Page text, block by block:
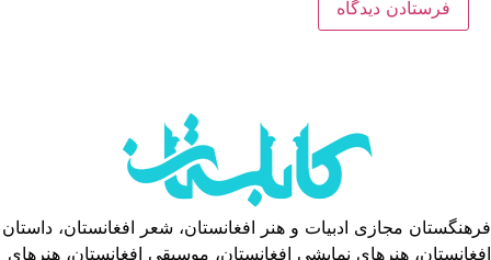
فرهنگستان مجازی ادبیات و هنر افغانستان، شعر افغانستان، داستان
افغانستان، هنرهای نمایشی افغانستان، موسیقی افغانستان، هنرهای